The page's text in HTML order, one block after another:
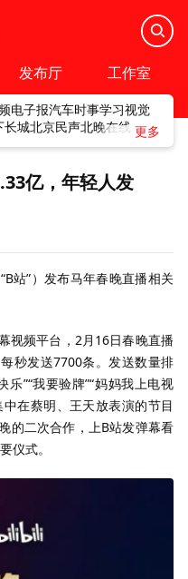
发布厅 工作室
电子报汽车时事学习视觉
长城北京民声北晚在线
亿，年轻人发
站”）发布马年春晚直播相关
视频平台，2月16日春晚直播
秒发送7700条。发送数量排
乐”“我要验牌”“妈妈我上电视
中在蔡明、王天放表演的节目
的二次合作，上B站发弹幕看
仪式。